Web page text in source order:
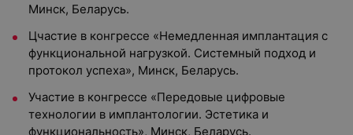
Минск, Беларусь.
Цчастие в конгрессе «Немедленная имплантация с
функциональной нагрузкой. Системный подход и
протокол успеха», Минск, Беларусь.
Участие в конгрессе «Передовые цифровые
технологии в имплантологии. Эстетика и
функциональность», Минск, Беларусь.